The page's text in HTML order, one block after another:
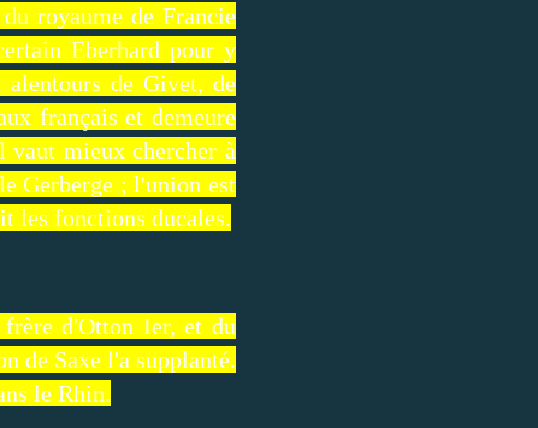
royaume de Francie
Eberhard pour y
de Givet, de
français et demeure
mieux chercher à
Gerberge ; l'union est
les fonctions ducales.
d'Otton Ier, et du
de Saxe l'a supplanté.
le Rhin.